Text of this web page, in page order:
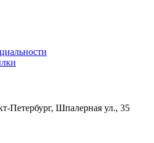
Петербург, Шпалерная ул., 35